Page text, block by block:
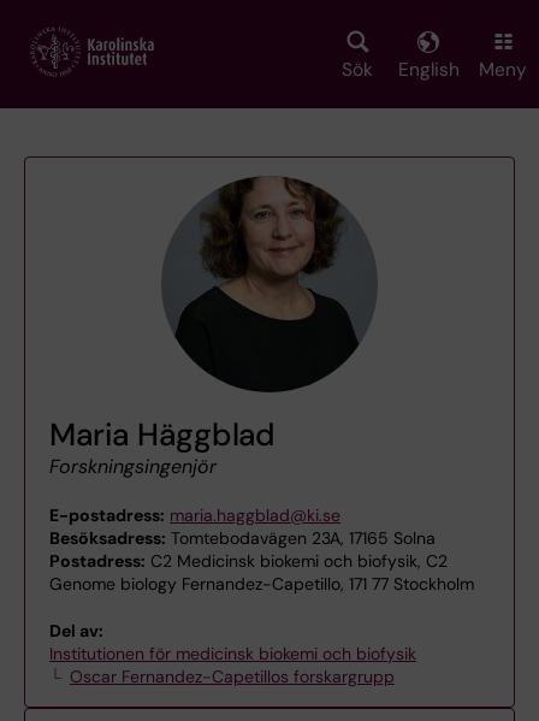
main
Sök English Meny
Maria Häggblad
Forskningsingenjör
E-postadress: maria.haggblad@ki.se
Besöksadress: Tomtebodavägen 23A, 17165 Solna
Postadress: C2 Medicinsk biokemi och biofysik, C2
Genome biology Fernandez-Capetillo, 171 77 Stockholm
Del av:
Institutionen för medicinsk biokemi och biofysik
Oscar Fernandez-Capetillos forskargrupp